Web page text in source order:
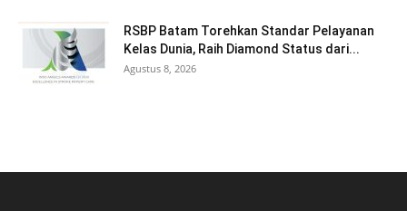
RSBP Batam Torehkan Standar Pelayanan
Kelas Dunia, Raih Diamond Status dari...
Agustus 8, 2026